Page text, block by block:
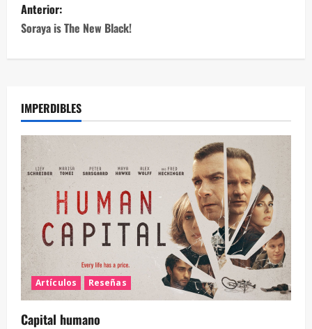
Anterior:
Soraya is The New Black!
IMPERDIBLES
Artículos Reseñas
Capital humano